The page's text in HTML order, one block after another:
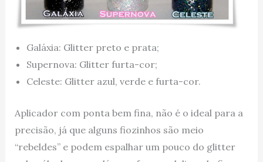
Galáxia: Glitter preto e prata;
Supernova: Glitter furta-cor;
Celeste: Glitter azul, verde e furta-cor.
Aplicador com ponta bem fina, não é o ideal para a
precisão, já que alguns fiozinhos são meio
“rebeldes” e podem espalhar um pouco do glitter